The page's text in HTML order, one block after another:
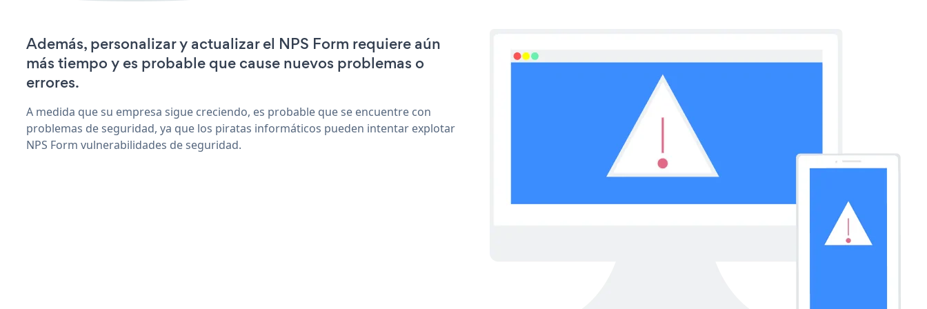
Además, personalizar y actualizar el NPS Form requiere aún
más tiempo y es probable que cause nuevos problemas o
errores.
A medida que su empresa sigue creciendo, es probable que se encuentre con
problemas de seguridad, ya que los piratas informáticos pueden intentar explotar
NPS Form vulnerabilidades de seguridad.